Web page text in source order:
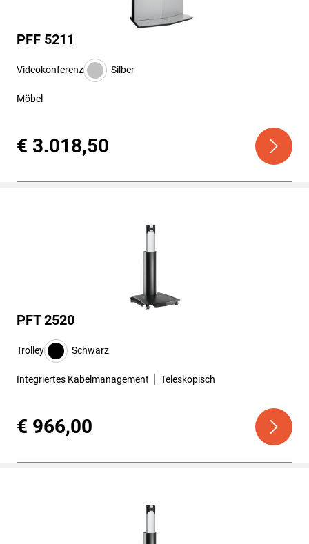
PFF 5211
Videokonferenz Silber
Möbel
€ 3.018,50
PFT 2520
Trolley Schwarz
Integriertes Kabelmanagement Teleskopisch
€ 966,00